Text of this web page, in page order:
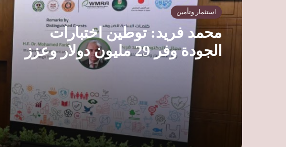
استثمار وتأمين
محمد فريد: توطين اختبارات
الجودة وفر 29 مليون دولار وعزز
تنافسية الصادرات المصرية